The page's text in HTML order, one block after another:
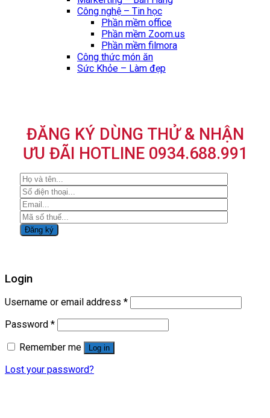
Công nghệ – Tin học
Phần mềm office
Phần mềm Zoom.us
Phần mềm filmora
Công thức món ăn
Sức Khỏe – Làm đẹp
ĐĂNG KÝ DÙNG THỬ & NHẬN
ƯU ĐÃI HOTLINE 0934.688.991
Login
Username or email address *
Password *
Remember me
Log in
Lost your password?